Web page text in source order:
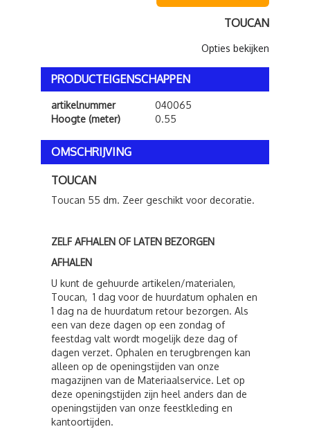
TOUCAN
Opties bekijken
PRODUCTEIGENSCHAPPEN
artikelnummer
040065
Hoogte (meter)
0.55
OMSCHRIJVING
TOUCAN
Toucan 55 dm. Zeer geschikt voor decoratie.
ZELF AFHALEN OF LATEN BEZORGEN
AFHALEN
U kunt de gehuurde artikelen/materialen,
Toucan, 1 dag voor de huurdatum ophalen en
1 dag na de huurdatum retour bezorgen. Als
een van deze dagen op een zondag of
feestdag valt wordt mogelijk deze dag of
dagen verzet. Ophalen en terugbrengen kan
alleen op de openingstijden van onze
magazijnen van de Materiaalservice. Let op
deze openingstijden zijn heel anders dan de
openingstijden van onze feestkleding en
kantoortijden.